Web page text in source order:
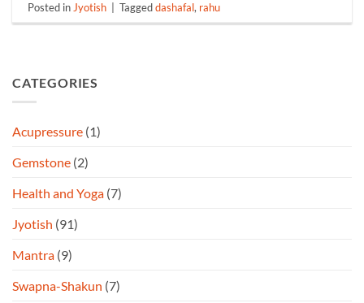
Posted inJyotish Taggeddashafal, rahu
CATEGORIES
Acupressure (1)
Gemstone (2)
Health and Yoga (7)
Jyotish (91)
Mantra (9)
Swapna-Shakun (7)